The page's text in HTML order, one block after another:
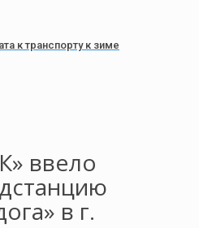
к транспорту к зиме
ввело
в г.